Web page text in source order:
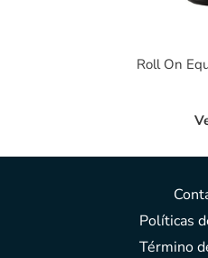
Roll On
Políticas
Término